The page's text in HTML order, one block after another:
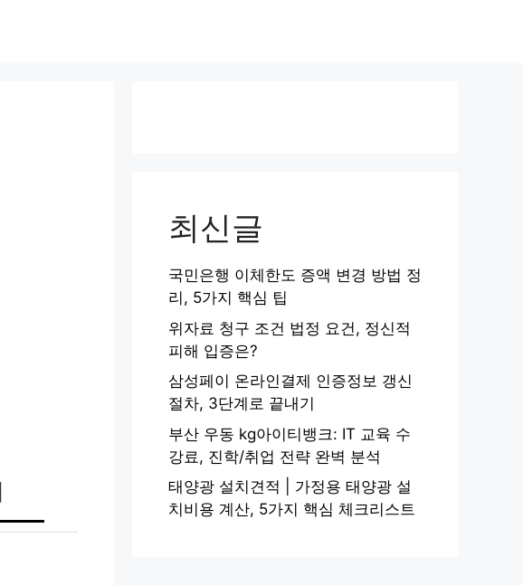
최신글
국민은행 이체한도 증액 변경 방법 정
리, 5가지 핵심 팁
위자료 청구 조건 법정 요건, 정신적
피해 입증은?
삼성페이 온라인결제 인증정보 갱신
절차, 3단계로 끝내기
부산 우동 kg아이티뱅크: IT 교육 수
강료, 진학/취업 전략 완벽 분석
태양광 설치견적 | 가정용 태양광 설
치비용 계산, 5가지 핵심 체크리스트